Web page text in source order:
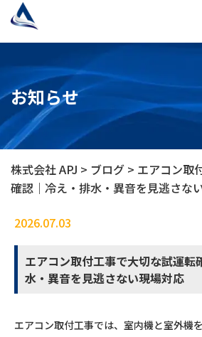
お知らせ
株式会社 APJ > ブログ > エアコン取
確認｜冷え・排水・異音を見逃さな
2026.07.03
エアコン取付工事で大切な試運転
水・異音を見逃さない現場対応
エアコン取付工事では、室内機と室外機